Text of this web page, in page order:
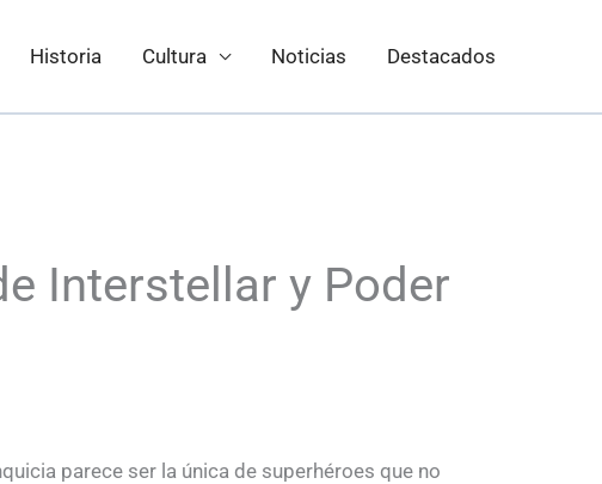
Historia Cultura Noticias Destacados
Interstellar y Poder
parece ser la única de superhéroes que no